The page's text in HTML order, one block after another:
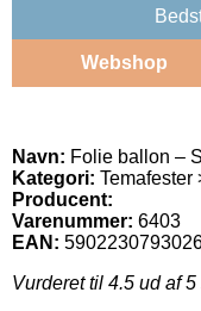
Webshop
Navn: Folie ballon –
Kategori: Temafester
Producent:
Varenummer: 6403
EAN:
Vurderet til 4.5 ud af 5